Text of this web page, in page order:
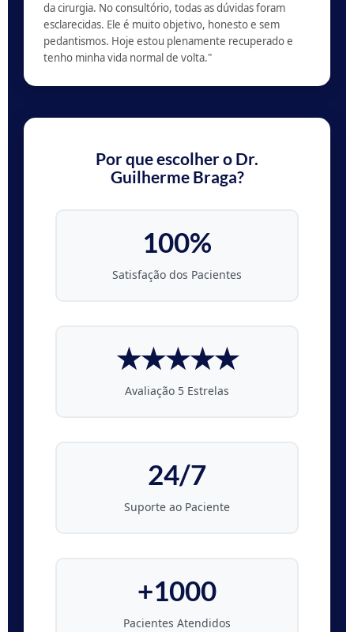
da cirurgia. No consultório, todas as dúvidas foram
esclarecidas. Ele é muito objetivo, honesto e sem
pedantismos. Hoje estou plenamente recuperado e
tenho minha vida normal de volta."
Por que escolher o Dr.
Guilherme Braga?
100%
Satisfação dos Pacientes
★★★★★
Avaliação 5 Estrelas
24/7
Suporte ao Paciente
+1000
Pacientes Atendidos